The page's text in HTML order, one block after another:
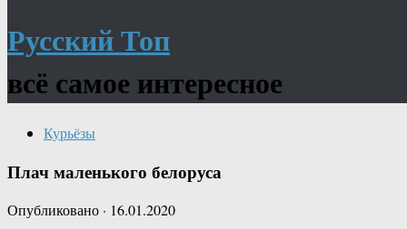
Русский Топ
всё самое интересное
Курьёзы
Плач маленького белоруса
Опубликовано · 16.01.2020